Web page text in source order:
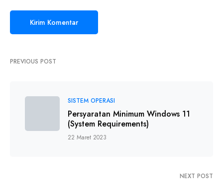
PREVIOUS POST
SISTEM OPERASI
Persyaratan Minimum Windows 11
(System Requirements)
22 Maret 2023
NEXT POST